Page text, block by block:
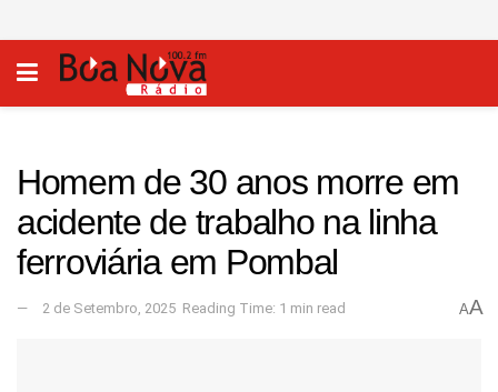
Homem de 30 anos morre em
acidente de trabalho na linha
ferroviária em Pombal
2 de Setembro, 2025 Reading Time: 1 min read AA